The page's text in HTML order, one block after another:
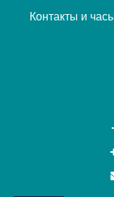
Контакты и